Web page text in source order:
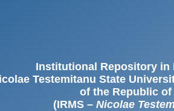
Institutional Repository in
Testemitanu State
of the Republic
(IRMS – Nicolae